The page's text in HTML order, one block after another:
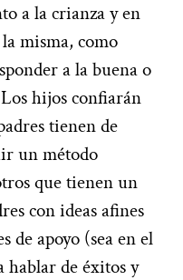
a la crianza y en
misma, como
a la buena o
hijos confiarán
tienen de
un método
que tienen un
con ideas afines
de apoyo (sea en el
hablar de éxitos y